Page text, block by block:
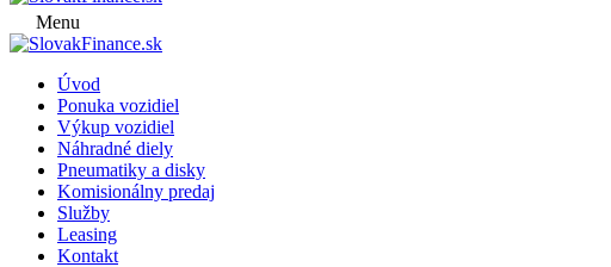
Menu
Úvod
Ponuka vozidiel
Výkup vozidiel
Náhradné diely
Pneumatiky a disky
Komisionálny predaj
Služby
Leasing
Kontakt